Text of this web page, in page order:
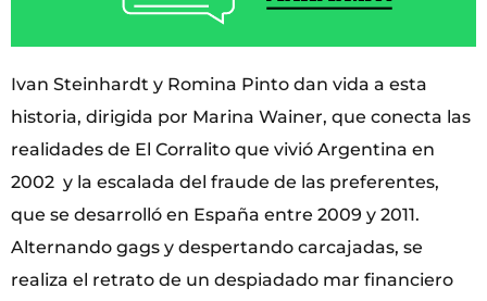
Ivan Steinhardt y Romina Pinto dan vida a esta
historia, dirigida por Marina Wainer, que conecta las
realidades de El Corralito que vivió Argentina en
2002 y la escalada del fraude de las preferentes,
que se desarrolló en España entre 2009 y 2011.
Alternando gags y despertando carcajadas, se
realiza el retrato de un despiadado mar financiero